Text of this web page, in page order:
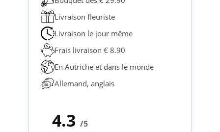
Livraison fleuriste
Livraison le jour même
Frais livraison € 8.90
En Autriche et dans le monde
Allemand, anglais
4.3/5